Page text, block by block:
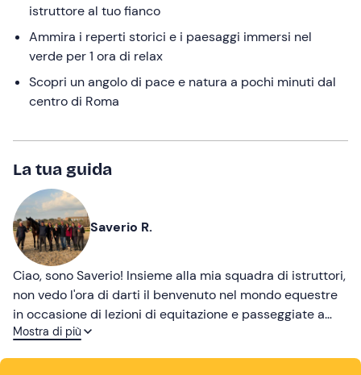
dates.
istruttore al tuo fianco
Ammira i reperti storici e i paesaggi immersi nel
verde per 1 ora di relax
Scopri un angolo di pace e natura a pochi minuti dal
centro di Roma
La tua guida
Saverio R.
Ciao, sono Saverio! Insieme alla mia squadra di istruttori,
non vedo l'ora di darti il benvenuto nel mondo equestre
in occasione di lezioni di equitazione e passeggiate a
cavallo. Il tutto nel cuore del Parco dell'Appia Antica, uno
Mostra di più